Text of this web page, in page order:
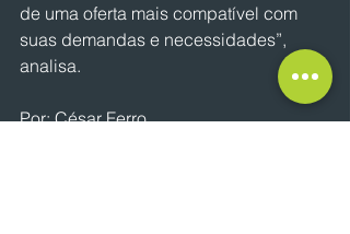
de uma oferta mais compatível com
suas demandas e necessidades”,
analisa.
Por: César Ferro